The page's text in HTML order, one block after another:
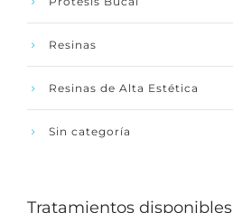
Resinas
Resinas de Alta Estética
Sin categoría
Tratamientos disponibles